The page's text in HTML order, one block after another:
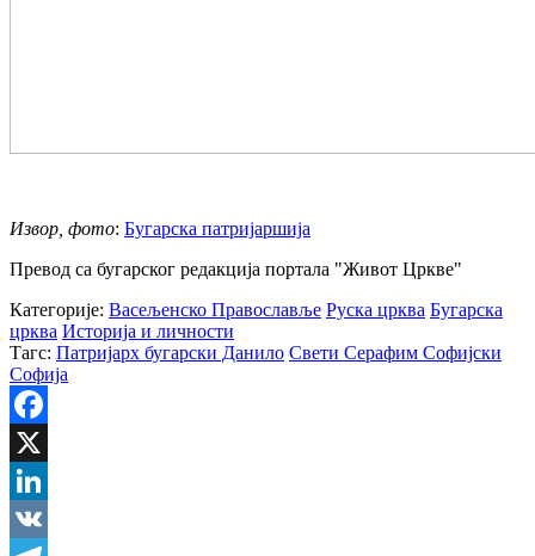
Извор, фото: Бугарска патријаршија
Превод са бугарског редакција портала "Живот Цркве"
Категорије: Васељенско Православље Руска црква Бугарска
црква Историја и личности
Тагс: Патријарх бугарски Данило Свети Серафим Софијски
Софија
Facebook
X
LinkedIn